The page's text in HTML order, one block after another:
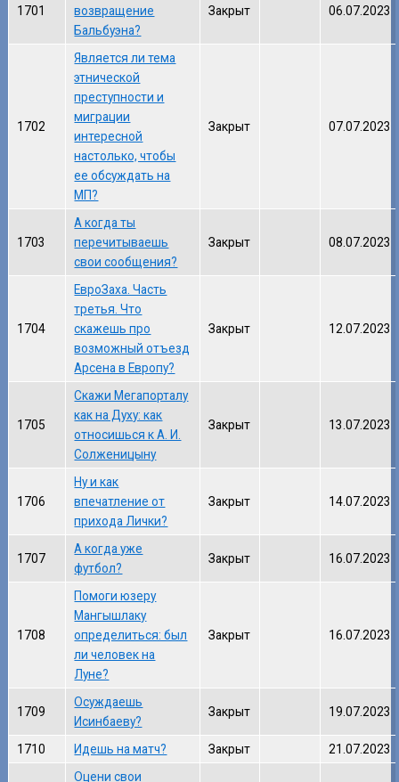
1701
возвращение
Бальбуэна?
Закрыт 06.07.2023
1702
Является ли тема
этнической
преступности и
миграции
интересной
настолько, чтобы
ее обсуждать на
МП?
Закрыт 07.07.2023
1703
А когда ты
перечитываешь
свои сообщения?
Закрыт 08.07.2023
1704
ЕвроЗаха. Часть
третья. Что
скажешь про
возможный отъезд
Арсена в Европу?
Закрыт 12.07.2023
1705
Скажи Мегапорталу
как на Духу: как
относишься к А. И.
Солженицыну
Закрыт 13.07.2023
1706
Ну и как
впечатление от
прихода Лички?
Закрыт 14.07.2023
1707
А когда уже
футбол?
Закрыт 16.07.2023
1708
Помоги юзеру
Мангышлаку
определиться: был
ли человек на
Луне?
Закрыт 16.07.2023
1709
Осуждаешь
Исинбаеву?
Закрыт 19.07.2023
1710 Идешь на матч? Закрыт
21.07.2023
Оцени свои